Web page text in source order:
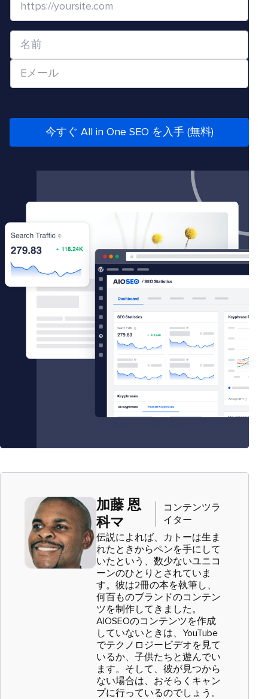
ブ
イ
L
*
今すぐ All in One SEO を入手 (無料)
加藤 恩
科マ
コンテンツラ
イター
伝説によれば、カトーは生ま
れたときからペンを手にして
いたという、数少ないユニコ
ーンのひとりとされていま
す。彼は2冊の本を執筆し、
何百ものブランドのコンテン
ツを制作してきました。
AIOSEOのコンテンツを作成
していないときは、YouTube
でテクノロジービデオを見て
いるか、子供たちと遊んでい
ます。そして、彼が見つから
ない場合は、おそらくキャン
プに行っているのでしょう。